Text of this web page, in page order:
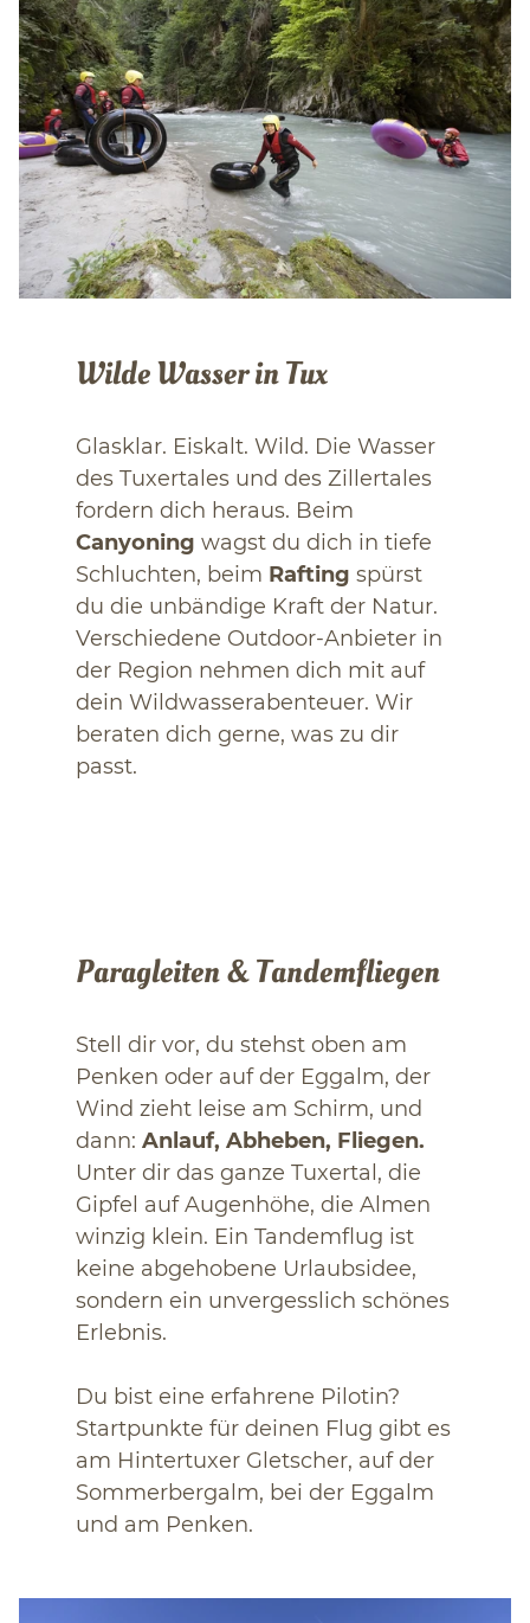
Wilde Wasser in Tux
Glasklar. Eiskalt. Wild. Die Wasser
des Tuxertales und des Zillertales
fordern dich heraus. Beim
Canyoning wagst du dich in tiefe
Schluchten, beim Rafting spürst
du die unbändige Kraft der Natur.
Verschiedene Outdoor-Anbieter in
der Region nehmen dich mit auf
dein Wildwasserabenteuer. Wir
beraten dich gerne, was zu dir
passt.
Paragleiten & Tandemfliegen
Stell dir vor, du stehst oben am
Penken oder auf der Eggalm, der
Wind zieht leise am Schirm, und
dann: Anlauf, Abheben, Fliegen.
Unter dir das ganze Tuxertal, die
Gipfel auf Augenhöhe, die Almen
winzig klein. Ein Tandemflug ist
keine abgehobene Urlaubsidee,
sondern ein unvergesslich schönes
Erlebnis.
Du bist eine erfahrene Pilotin?
Startpunkte für deinen Flug gibt es
am Hintertuxer Gletscher, auf der
Sommerbergalm, bei der Eggalm
und am Penken.